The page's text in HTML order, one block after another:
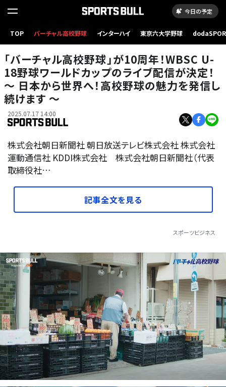
今日の予定
TOP バーチャル高校野球 インターハイ 東京六大学野球
「バーチャル高校野球」が10周年！WBSC U-
18野球ワールドカップのライブ配信が決定！
～ 日本から世界へ！高校野球の魅力を発信し
続けます ～
2025.07.17 14:00
株式会社朝日新聞社 朝日放送テレビ株式会社 株式会社
運動通信社 KDDI株式会社 株式会社朝日新聞社（代表
取締役社…
記事全文を見る
スポーツビジネス